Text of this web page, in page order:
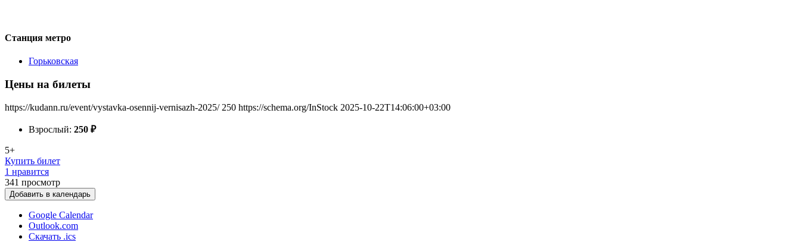
Станция метро
Горьковская
Цены на билеты
https://kudann.ru/event/vystavka-osennij-vernisazh-2025/ 250 https://schema.org/InStock 2025-10-22T14:06:00+03:00
Взрослый: 250 ₽
5+
Купить билет
1 нравится
341 просмотр
Добавить в календарь
Google Calendar
Outlook.com
Скачать .ics